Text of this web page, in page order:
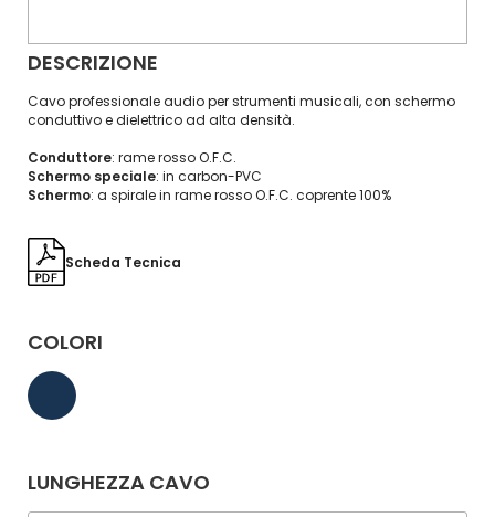
DESCRIZIONE
Cavo professionale audio per strumenti musicali, con schermo
conduttivo e dielettrico ad alta densità.
Conduttore: rame rosso O.F.C.
Schermo speciale: in carbon-PVC
Schermo: a spirale in rame rosso O.F.C. coprente 100%
Scheda Tecnica
COLORI
LUNGHEZZA CAVO